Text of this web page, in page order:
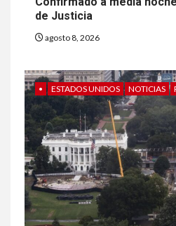
de Justicia
agosto 8, 2026
• ESTADOS UNIDOS NOTICIAS